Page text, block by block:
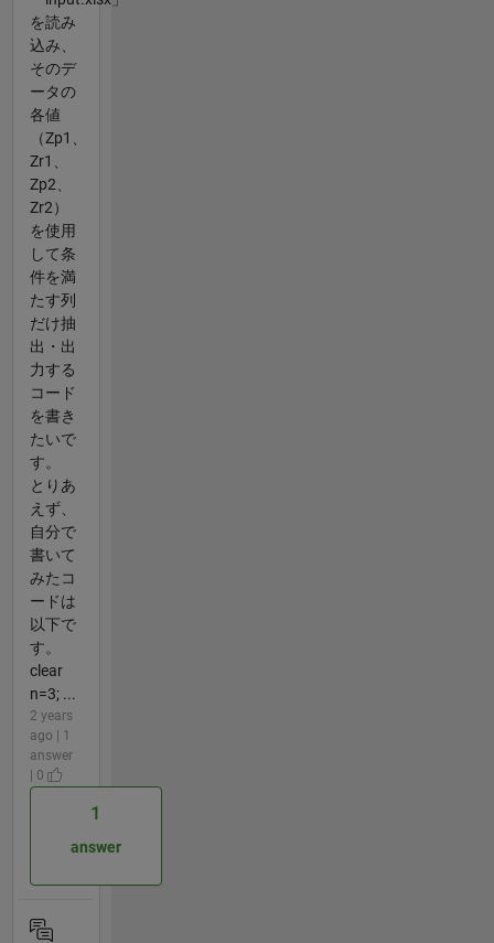
を読み
込み、
そのデ
ータの
各値
（Zp1、
Zr1、
Zp2、
Zr2）
を使用
して条
件を満
たす列
だけ抽
出・出
力する
コード
を書き
たいで
す。
とりあ
えず、
自分で
書いて
みたコ
ードは
以下で
す。
clear
n=3; ...
2 years
ago | 1
answer
| 0
1
answer